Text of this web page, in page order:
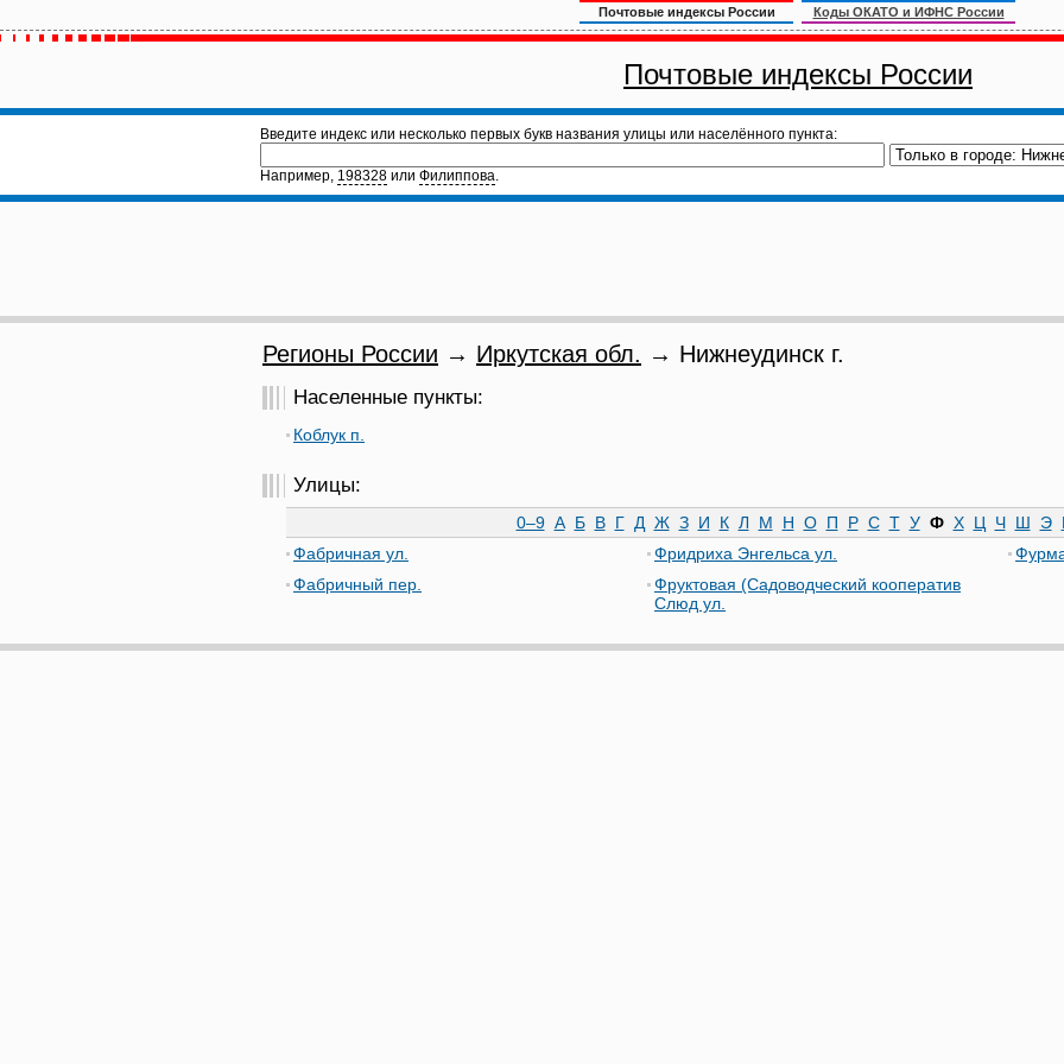
Почтовые индексы России Коды ОКАТО и ИФНС России
Почтовые индексы России
Введите индекс или несколько первых букв названия улицы или населённого пункта:
Например, 198328 или Филиппова.
Регионы России → Иркутская обл. → Нижнеудинск г.
Населенные пункты:
Коблук п.
Улицы:
0–9 А Б В Г Д Ж З И К Л М Н О П Р С Т У Ф Х Ц Ч Ш Э
Фабричная ул.
Фабричный пер.
Фридриха Энгельса ул.
Фруктовая (Садоводческий кооператив
Слюд ул.